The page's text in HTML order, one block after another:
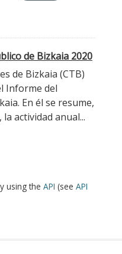
de Bizkaia 2020
de Bizkaia (CTB)
Informe del
En él se resume,
actividad anual...
using the API (see API